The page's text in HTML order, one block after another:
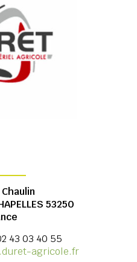
Chaulin
53250
43 03 40 55
agricole.fr